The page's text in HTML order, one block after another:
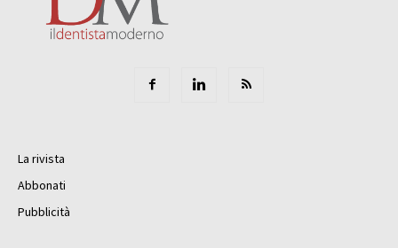
La rivista
Abbonati
Pubblicità